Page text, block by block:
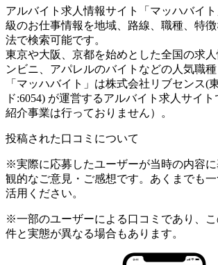
アルバイト求人情報サイト「マッハバイ
級のお仕事情報を地域、路線、職種、特
法で検索可能です。
東京や大阪、京都を始めとした全国の求
ンビニ、アパレルのバイトなどの人気職種
「マッハバイト」は株式会社リブセンス(
ド:6054) が運営するアルバイト求人サイ
紹介事業は行っておりません）。
投稿された口コミについて
※実際に応募したユーザーが当時の内容
観的なご意見・ご感想です。あくまでも
活用ください。
※一部のユーザーによる口コミであり、
件と実態が異なる場合もあります。